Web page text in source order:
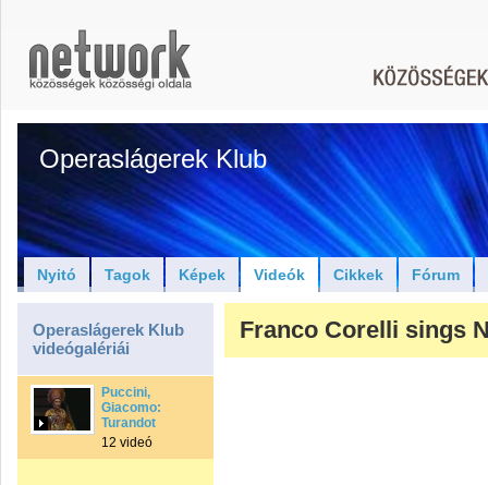
Operaslágerek Klub
Nyitó Tagok Képek Videók Cikkek Fórum
Operaslágerek Klub
videógalériái
Puccini,
Giacomo:
Turandot
12 videó
Franco Corelli sings